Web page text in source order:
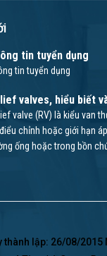
tin tuyển dụng
tin tuyển dụng
valves, hiểu biết
valve (RV) là kiểu van
chỉnh hoặc giới hạn
ống hoặc trong bồn
thành lập: 26/08/